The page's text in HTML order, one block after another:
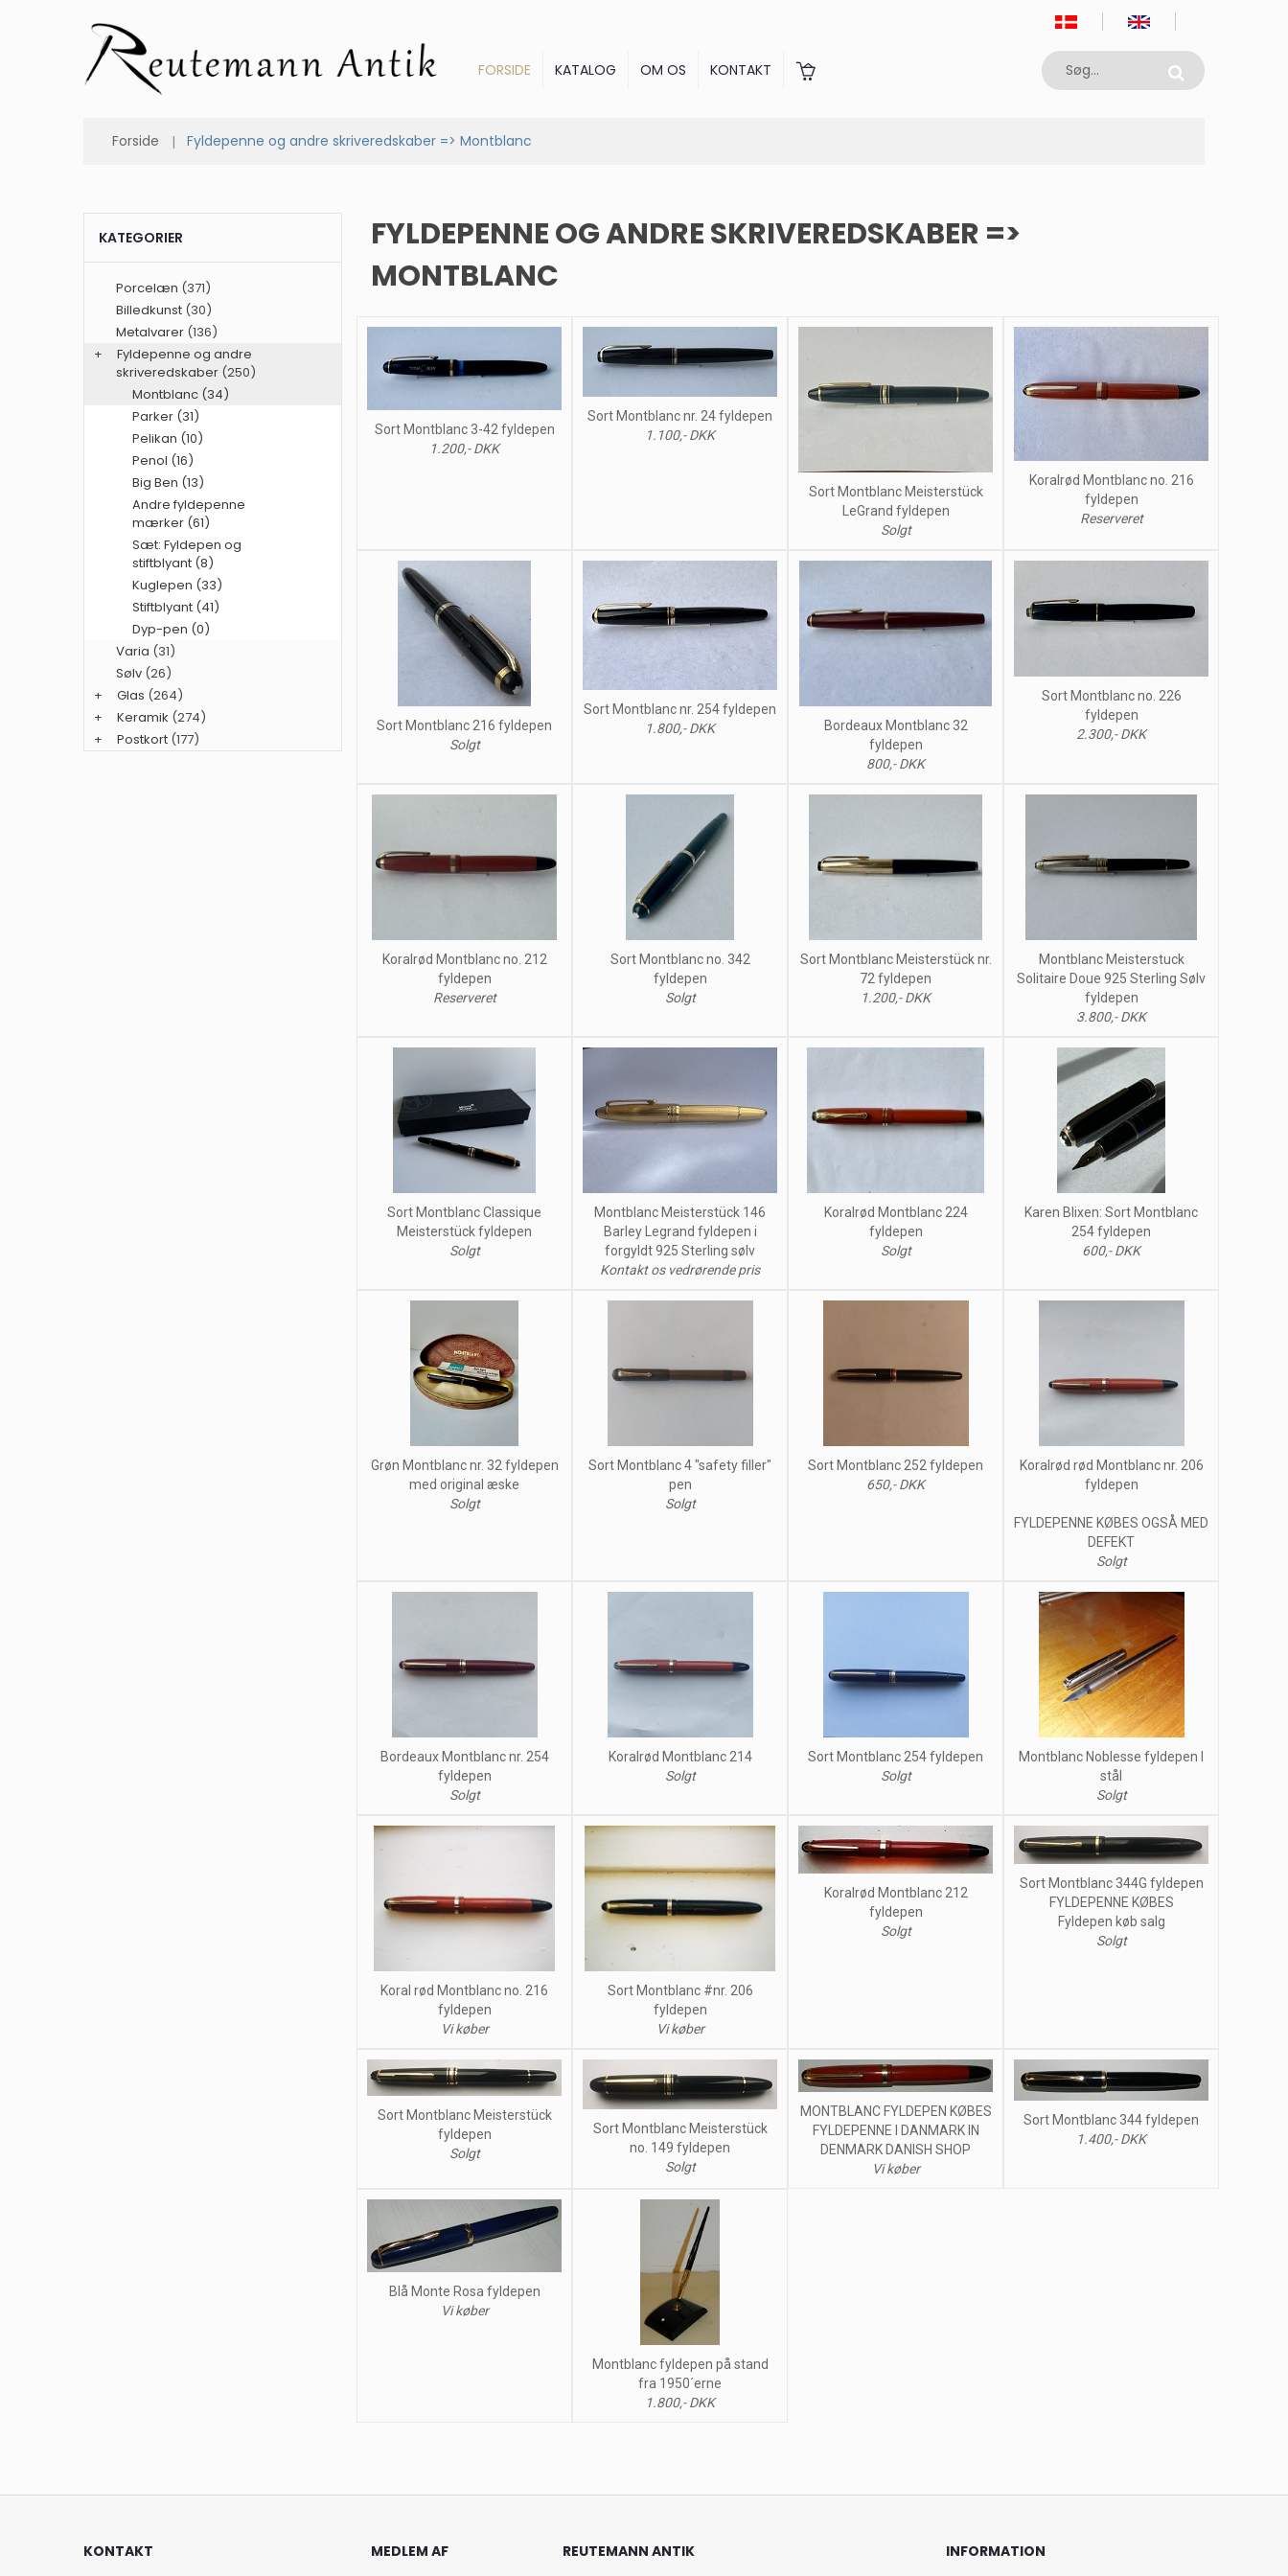
FORSIDE KATALOG OM OS KONTAKT
Forside Fyldepenne og andre skriveredskaber => Montblanc
FYLDEPENNE OG ANDRE SKRIVEREDSKABER =>
MONTBLANC
Sort Montblanc 3-42 fyldepen
1.200,- DKK
Sort Montblanc nr. 24 fyldepen
1.100,- DKK
Sort Montblanc Meisterstück
LeGrand fyldepen
Solgt
Koralrød Montblanc no. 216
fyldepen
Reserveret
Sort Montblanc 216 fyldepen
Solgt
Sort Montblanc nr. 254 fyldepen
1.800,- DKK
Bordeaux Montblanc 32
fyldepen
800,- DKK
Sort Montblanc no. 226
fyldepen
2.300,- DKK
Koralrød Montblanc no. 212
fyldepen
Reserveret
Sort Montblanc no. 342
fyldepen
Solgt
Sort Montblanc Meisterstück nr.
72 fyldepen
1.200,- DKK
Montblanc Meisterstuck
Solitaire Doue 925 Sterling Sølv
fyldepen
3.800,- DKK
Sort Montblanc Classique
Meisterstück fyldepen
Solgt
Montblanc Meisterstück 146
Barley Legrand fyldepen i
forgyldt 925 Sterling sølv
Kontakt os vedrørende pris
Koralrød Montblanc 224
fyldepen
Solgt
Karen Blixen: Sort Montblanc
254 fyldepen
600,- DKK
Grøn Montblanc nr. 32 fyldepen
med original æske
Solgt
Sort Montblanc 4 "safety filler"
pen
Solgt
Sort Montblanc 252 fyldepen
650,- DKK
Koralrød rød Montblanc nr. 206
fyldepen
FYLDEPENNE KØBES OGSÅ MED
DEFEKT
Solgt
Bordeaux Montblanc nr. 254
fyldepen
Solgt
Koralrød Montblanc 214
Solgt
Sort Montblanc 254 fyldepen
Solgt
Montblanc Noblesse fyldepen I
stål
Solgt
Koral rød Montblanc no. 216
fyldepen
Vi køber
Sort Montblanc #nr. 206
fyldepen
Vi køber
Koralrød Montblanc 212
fyldepen
Solgt
Sort Montblanc 344G fyldepen
FYLDEPENNE KØBES
Fyldepen køb salg
Solgt
Sort Montblanc Meisterstück
fyldepen
Solgt
Sort Montblanc Meisterstück
no. 149 fyldepen
Solgt
MONTBLANC FYLDEPEN KØBES
FYLDEPENNE I DANMARK IN
DENMARK DANISH SHOP
Vi køber
Sort Montblanc 344 fyldepen
1.400,- DKK
Blå Monte Rosa fyldepen
Vi køber
Montblanc fyldepen på stand
fra 1950´erne
1.800,- DKK
KATEGORIER
Porcelæn (371)
Billedkunst (30)
Metalvarer (136)
+
Fyldepenne og andre
skriveredskaber (250)
Montblanc (34)
Parker (31)
Pelikan (10)
Penol (16)
Big Ben (13)
Andre fyldepenne
mærker (61)
Sæt: Fyldepen og
stiftblyant (8)
Kuglepen (33)
Stiftblyant (41)
Dyp-pen (0)
Varia (31)
Sølv (26)
+
Glas (264)
+
Keramik (274)
+
Postkort (177)
KONTAKT MEDLEM AF REUTEMANN ANTIK INFORMATION